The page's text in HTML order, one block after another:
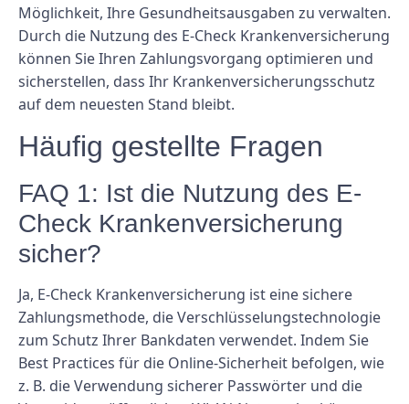
Möglichkeit, Ihre Gesundheitsausgaben zu verwalten.
Durch die Nutzung des E-Check Krankenversicherung
können Sie Ihren Zahlungsvorgang optimieren und
sicherstellen, dass Ihr Krankenversicherungsschutz
auf dem neuesten Stand bleibt.
Häufig gestellte Fragen
FAQ 1: Ist die Nutzung des E-
Check Krankenversicherung
sicher?
Ja, E-Check Krankenversicherung ist eine sichere
Zahlungsmethode, die Verschlüsselungstechnologie
zum Schutz Ihrer Bankdaten verwendet. Indem Sie
Best Practices für die Online-Sicherheit befolgen, wie
z. B. die Verwendung sicherer Passwörter und die